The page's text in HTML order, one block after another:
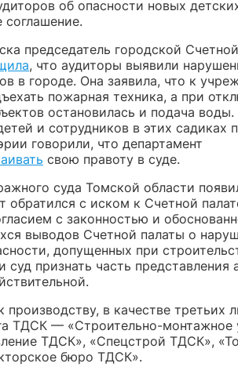
об опасности новых
председатель городской
, что аудиторы выявили
в городе. Она заявила, что к
пожарная техника, а при
остановилась и подача
и сотрудников в этих садиках
говорили, что департамент
свою правоту в суде.
суда Томской области
обратился с иском к Счетной
с законностью и
выводов Счетной палаты о
допущенных при
признать часть представления
в качестве третьих
ТДСК — «Строительно-монтажное
ТДСК», «Спецстрой ТДСК»,
бюро ТДСК».